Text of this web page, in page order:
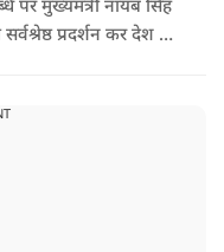
पर मुख्यमंत्री नायब सिंह
प्रदर्शन कर देश की